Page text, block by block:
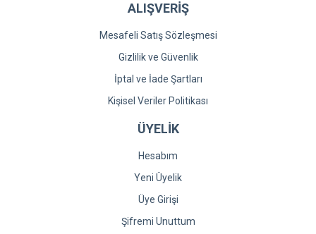
ALIŞVERİŞ
Mesafeli Satış Sözleşmesi
Gizlilik ve Güvenlik
İptal ve İade Şartları
Kişisel Veriler Politikası
ÜYELİK
Hesabım
Yeni Üyelik
Üye Girişi
Şifremi Unuttum